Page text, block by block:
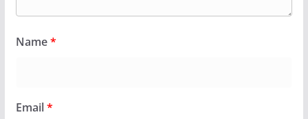
Name*
Email*